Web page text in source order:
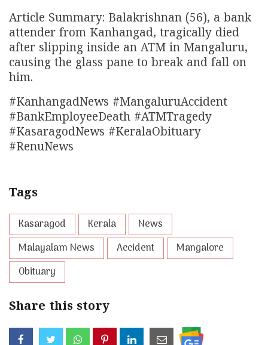
Article Summary: Balakrishnan (56), a bank
attender from Kanhangad, tragically died
after slipping inside an ATM in Mangaluru,
causing the glass pane to break and fall on
him.
#KanhangadNews #MangaluruAccident
#BankEmployeeDeath #ATMTragedy
#KasaragodNews #KeralaObituary
#RenuNews
Tags
Kasaragod Kerala
News
Malayalam News
Accident
Mangalore
Obituary
Share this story